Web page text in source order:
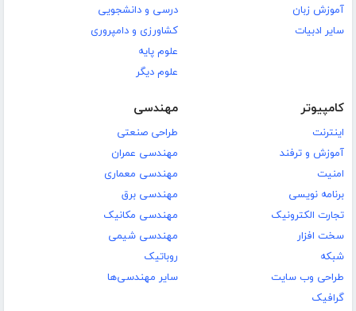
آموزش زبان
سایر ادبیات
درسی و دانشجویی
کشاورزی و دامپروری
علوم پایه
علوم دیگر
کامپیوتر
اینترنت
آموزش و ترفند
امنیت
برنامه نویسی
تجارت الکترونیک
سخت افزار
شبکه
طراحی وب سایت
گرافیک
مهندسی
طراحی صنعتی
مهندسی عمران
مهندسی معماری
مهندسی برق
مهندسی مکانیک
مهندسی شیمی
روباتیک
سایر مهندسی‌ها